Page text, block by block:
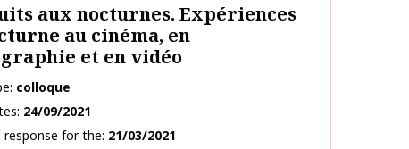
aux nocturnes. Expériences
au cinéma, en
et en vidéo
colloque
24/09/2021
response for the 21/03/2021